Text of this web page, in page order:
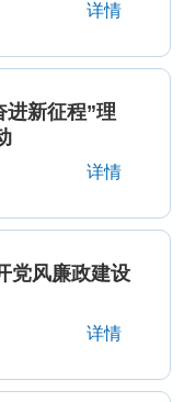
详情
进新征程”理
详情
党风廉政建设
详情